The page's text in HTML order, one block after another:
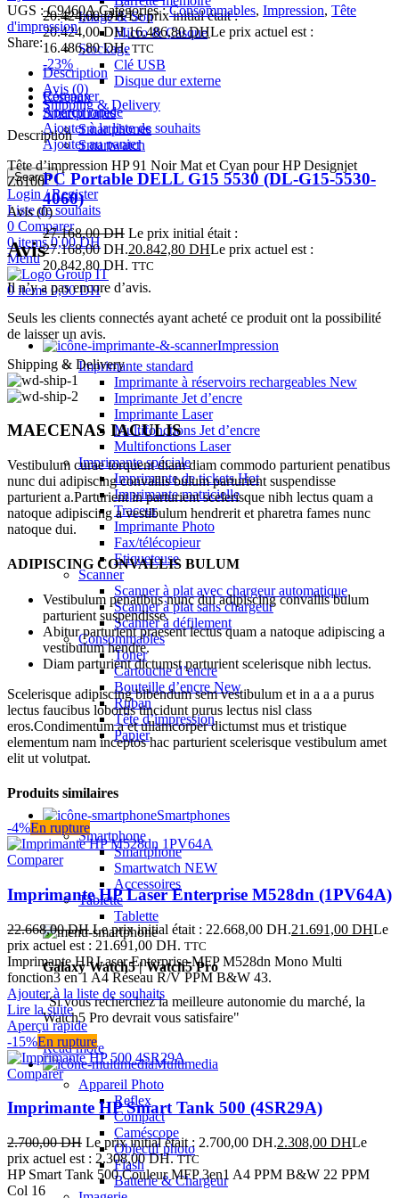
Image & Son
Micro & Casque
Stockage
Clé USB
Disque dur externe
Réseaux
Smartphones
Smartphones
Smartwatch
Search
Login / Register
Liste de souhaits
0 Comparer
0items 0,00DH
Menu
0items 0,00DH
20.424,00DH Le prix initial était :
20.424,00 DH.16.486,80DHLe prix actuel est :
16.486,80 DH. TTC
-23%
Comparer
Aperçu rapide
Ajouter à la liste de souhaits
Ajouter au panier
PC Portable DELL G15 5530 (DL-G15-5530-
4060)
27.168,00DH Le prix initial était :
27.168,00 DH.20.842,80 DHLe prix actuel est :
20.842,80 DH. TTC
Impression
Imprimante standard
Imprimante à réservoirs rechargeables New
Imprimante Jet d’encre
Imprimante Laser
Multifonctions Jet d’encre
Multifonctions Laser
Imprimante spéciale
Imprimante de ticketsHot
Imprimante matricielle
Traceur
Imprimante Photo
Fax/télécopieur
Etiqueteuse
Scanner
Scanner à plat avec chargeur automatique
Scanner à plat sans chargeur
Scanner à défilement
Consommables
Toner
Cartouche d’encre
Bouteille d’encre New
Ruban
Tête d’impression
Papier
Smartphones
Smartphone
Smartphone
Smartwatch NEW
Accessoires
Tablette
Tablette
Galaxy Watch5 | Watch5 Pro
"Si vous recherchez la meilleure autonomie du marché, la
Watch5 Pro devrait vous satisfaire"
Read more
Multimedia
Appareil Photo
Reflex
Compact
Caméscope
Objectif photo
Flash
Batterie & Chargeur
UGS :C9460ACatégories : Consommables, Impression, Tête
d'impression
Share:
Description
Avis (0)
Shipping & Delivery
Description
Tête d’impression HP 91 Noir Mat et Cyan pour HP Designjet
Z6100
Avis (0)
Avis
Il n’y a pas encore d’avis.
Seuls les clients connectés ayant acheté ce produit ont la possibilité
de laisser un avis.
Shipping & Delivery
MAECENAS IACULIS
Vestibulum curae torquent diam diam commodo parturient penatibus
nunc dui adipiscing convallis bulum parturient suspendisse
parturient a.Parturient in parturient scelerisque nibh lectus quam a
natoque adipiscing a vestibulum hendrerit et pharetra fames nunc
natoque dui.
ADIPISCING CONVALLIS BULUM
Vestibulum penatibus nunc dui adipiscing convallis bulum
parturient suspendisse.
Abitur parturient praesent lectus quam a natoque adipiscing a
vestibulum hendre.
Diam parturient dictumst parturient scelerisque nibh lectus.
Scelerisque adipiscing bibendum sem vestibulum et in a a a purus
lectus faucibus lobortis tincidunt purus lectus nisl class
eros.Condimentum a et ullamcorper dictumst mus et tristique
elementum nam inceptos hac parturient scelerisque vestibulum amet
elit ut volutpat.
Produits similaires
-4%En rupture
Comparer
Imprimante HP Laser Enterprise M528dn (1PV64A)
22.668,00DH Le prix initial était : 22.668,00 DH.21.691,00 DHLe
prix actuel est : 21.691,00 DH. TTC
Imprimante HP Laser Enterprise MFP M528dn Mono Multi
fonction3 en 1 A4 Réseau R/V PPM B&W 43.
Ajouter à la liste de souhaits
Lire la suite
Aperçu rapide
-15%En rupture
Comparer
Imprimante HP Smart Tank 500 (4SR29A)
2.700,00DH Le prix initial était : 2.700,00 DH.2.308,00 DHLe
prix actuel est : 2.308,00 DH. TTC
HP Smart Tank 500 Couleur MFP 3en1 A4 PPM B&W 22 PPM
Col 16